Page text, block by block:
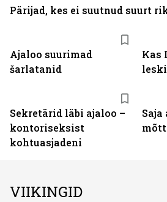
Ajaloo suurimad
šarlatanid
Kas
Sekretärid läbi ajaloo –
kontoriseksist
kohtuasjadeni
Pärijad, kes ei suutnud suurt
VIIKINGID